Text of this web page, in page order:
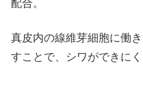
配合。
真皮内の線維芽細胞に働
すことで、シワができにく